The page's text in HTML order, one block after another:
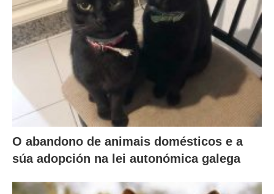
O abandono de animais domésticos e a
súa adopción na lei autonómica galega